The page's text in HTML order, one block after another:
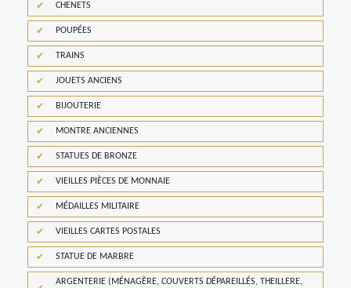
CHENETS
POUPÉES
TRAINS
JOUETS ANCIENS
BIJOUTERIE
MONTRE ANCIENNES
STATUES DE BRONZE
VIEILLES PIÈCES DE MONNAIE
MÉDAILLES MILITAIRE
VIEILLES CARTES POSTALES
STATUE DE MARBRE
ARGENTERIE (MÉNAGÈRE, COUVERTS DÉPAREILLÉS, THEILLERE,